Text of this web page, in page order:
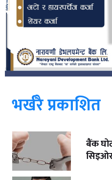
भर्खरै प्रकाशित
बैंक